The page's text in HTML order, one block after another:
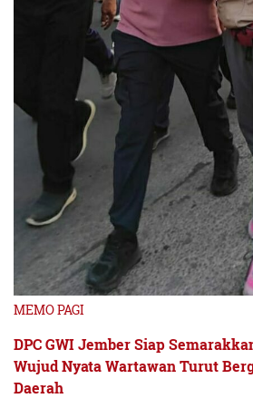
MEMO PAGI
DPC GWI Jember Siap
Wujud Nyata Wartawan Turut
Daerah